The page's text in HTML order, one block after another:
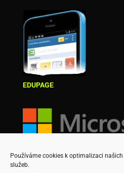
Používáme cookies k optimalizaci
služeb.
EDUPAGE